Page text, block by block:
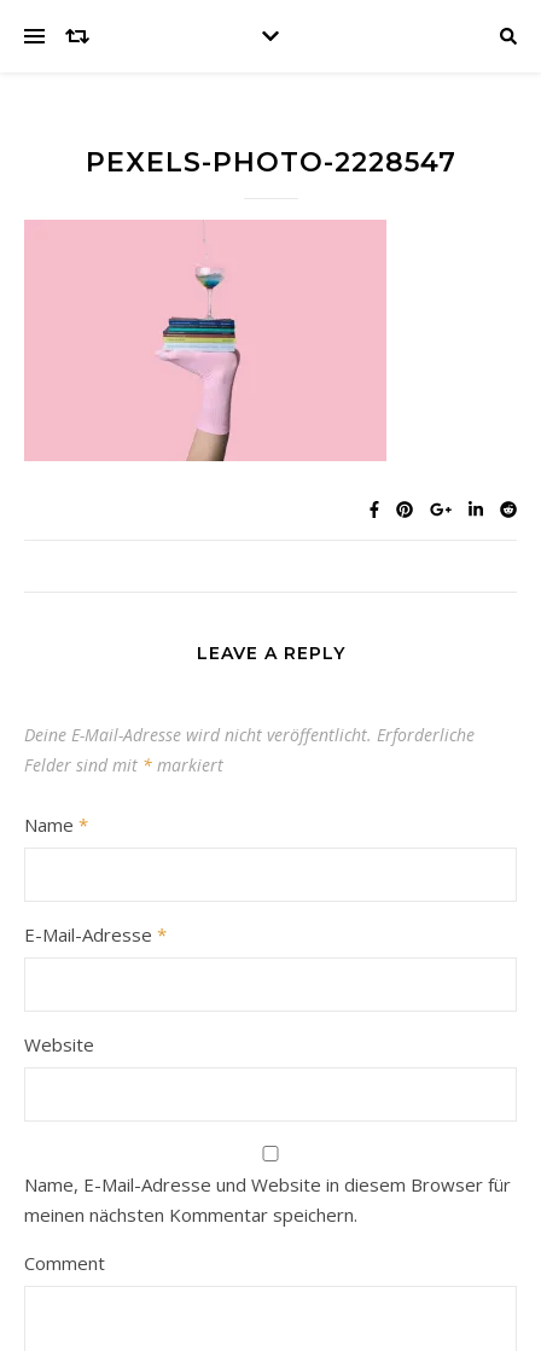
PEXELS-PHOTO-2228547
LEAVE A REPLY
Deine E-Mail-Adresse wird nicht veröffentlicht. Erforderliche
Felder sind mit * markiert
Name *
E-Mail-Adresse *
Website
Name, E-Mail-Adresse und Website in diesem Browser für
meinen nächsten Kommentar speichern.
Comment